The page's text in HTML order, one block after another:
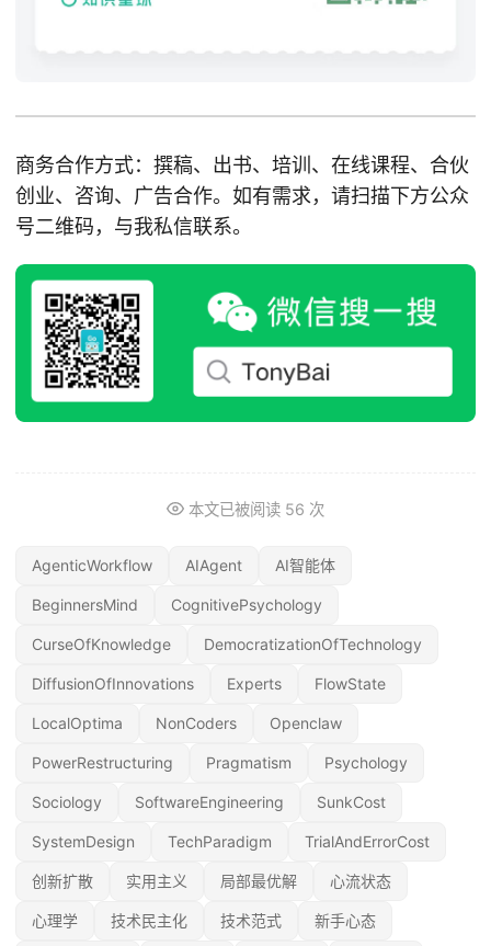
商务合作方式：撰稿、出书、培训、在线课程、合伙
创业、咨询、广告合作。如有需求，请扫描下方公众
号二维码，与我私信联系。
本文已被阅读 56 次
AgenticWorkflow AIAgent AI智能体
BeginnersMind CognitivePsychology
CurseOfKnowledge DemocratizationOfTechnology
DiffusionOfInnovations Experts FlowState
LocalOptima NonCoders Openclaw
PowerRestructuring Pragmatism Psychology
Sociology SoftwareEngineering SunkCost
SystemDesign TechParadigm TrialAndErrorCost
创新扩散 实用主义 局部最优解 心流状态
心理学 技术民主化 技术范式 新手心态